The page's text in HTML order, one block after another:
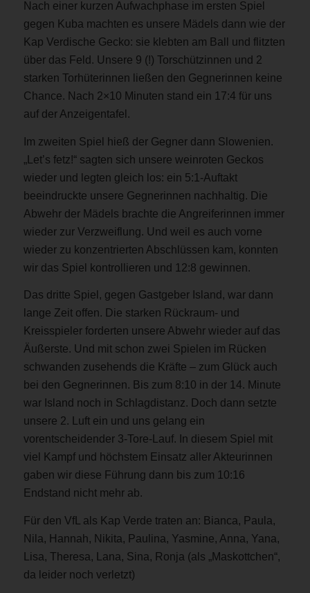
Nach einer kurzen Aufwachphase im ersten Spiel
gegen Kuba machten es unsere Mädels dann wie der
Kap Verdische Gecko: sie klebten am Ball und flitzten
über das Feld. Unsere 9 (!) Torschützinnen und 2
starken Torhüterinnen ließen den Gegnerinnen keine
Chance. Nach 2×10 Minuten stand ein 17:4 für uns
auf der Anzeigentafel.
Im zweiten Spiel hieß der Gegner dann Slowenien.
„Let’s fetz!“ sagten sich unsere weinroten Geckos
wieder und legten gleich los: ein 5:1-Auftakt
beeindruckte unsere Gegnerinnen nachhaltig. Die
Abwehr der Mädels brachte die Angreiferinnen immer
wieder zur Verzweiflung. Und weil es auch vorne
wieder zu konzentrierten Abschlüssen kam, konnten
wir das Spiel kontrollieren und 12:8 gewinnen.
Das dritte Spiel, gegen Gastgeber Island, war dann
lange Zeit offen. Die starken Rückraum- und
Kreisspieler forderten unsere Abwehr wieder auf das
Äußerste. Und mit schon zwei Spielen im Rücken
schwanden zusehends die Kräfte – zum Glück auch
bei den Gegnerinnen. Bis zum 8:10 in der 14. Minute
war Island noch in Schlagdistanz. Doch dann setzte
unsere 2. Luft ein und uns gelang ein
vorentscheidender 3-Tore-Lauf. In diesem Spiel mit
viel Kampf und höchstem Einsatz aller Akteurinnen
gaben wir diese Führung dann bis zum 10:16
Endstand nicht mehr ab.
Für den VfL als Kap Verde traten an: Bianca, Paula,
Nila, Hannah, Nikita, Paulina, Yasmine, Anna, Yana,
Lisa, Theresa, Lana, Sina, Ronja (als „Maskottchen“,
da leider noch verletzt)